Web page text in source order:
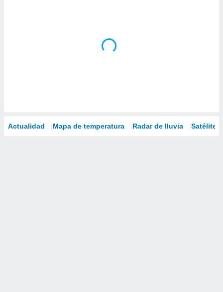
Actualidad Mapa de temperatura Radar de lluvia Satélites